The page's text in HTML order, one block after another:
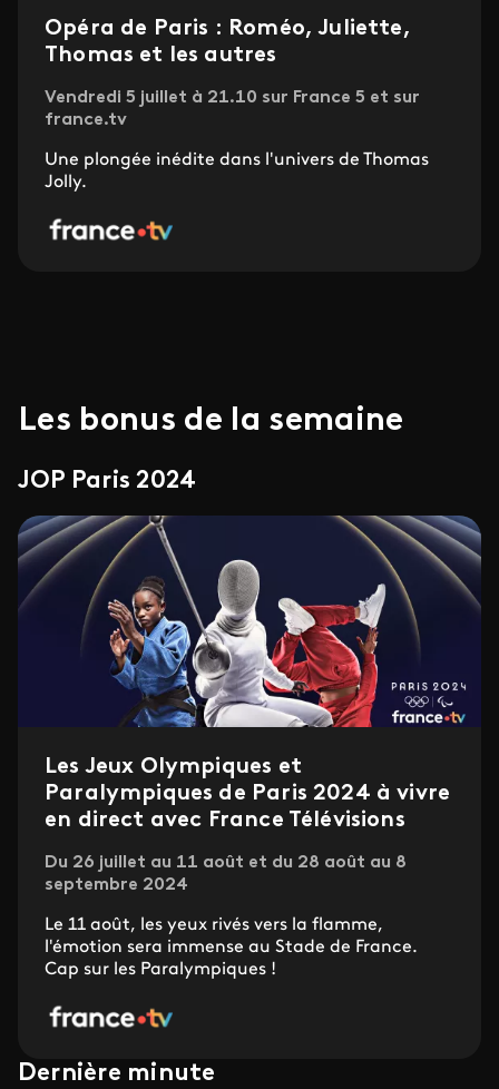
Opéra de Paris : Roméo, Juliette,
Thomas et les autres
Vendredi 5 juillet à 21.10 sur France 5 et sur
france.tv
Une plongée inédite dans l'univers de Thomas
Jolly.
Les bonus de la semaine
JOP Paris 2024
Les Jeux Olympiques et
Paralympiques de Paris 2024 à vivre
en direct avec France Télévisions
Du 26 juillet au 11 août et du 28 août au 8
septembre 2024
Le 11 août, les yeux rivés vers la flamme,
l'émotion sera immense au Stade de France.
Cap sur les Paralympiques !
Dernière minute